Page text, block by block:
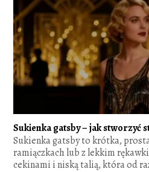
Sukienka gatsby – jak stworzyć
Sukienka gatsby to krótka,
ramiączkach lub z lekkim
cekinami i niską talią, która od